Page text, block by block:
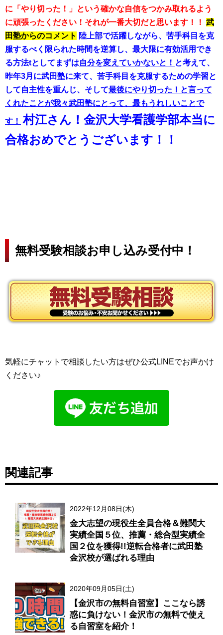
に「やり切った！」という確かな自信をつかみ取れるよう
に頑張ったください！それが一番大切だと思います！！ 武
田塾からのコメント 陸上部で活躍しながら、苦手科目を克
服するべく限られた時間を逆算し、最大限に有効活用でき
る方法tとしてまずは自分を変えていかないと！ と考えて、
昨年3月に武田塾に来て、苦手科目を克服するための学習と
して自主性を重んじ、そして最後にやり切った！と言って
くれたことが我々武田塾にとって、最もうれしいことで
す！ 村江さん！金沢大学看護学部本当に
合格おめでとうございます！！
無料受験相談お申し込み受付中！
気軽にチャットで相談したい方はぜひ公式LINEでお声かけ
ください♪
関連記事
2022年12月08日(木)
金大志望の現役生全員合格＆難関大
実績全国５位、推薦・総合型実績全
国２位を獲得!!逆転合格者に武田塾
金沢校が選ばれる理由
2020年09月05日(土)
【金沢市の無料自習室】ここなら誘
惑に負けない！金沢市の無料で使え
る自習室を紹介！